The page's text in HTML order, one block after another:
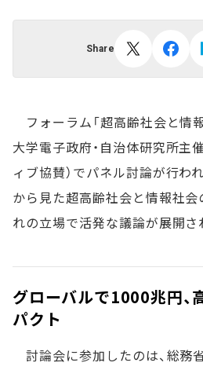
Share
フォーラム「超高齢社会と情
大学電子政府・自治体研究所主
ィブ協賛）でパネル討論が行わ
から見た超高齢社会と情報社会
れの立場で活発な議論が展開さ
グローバルで1000兆円、
パクト
討論会に参加したのは、総務